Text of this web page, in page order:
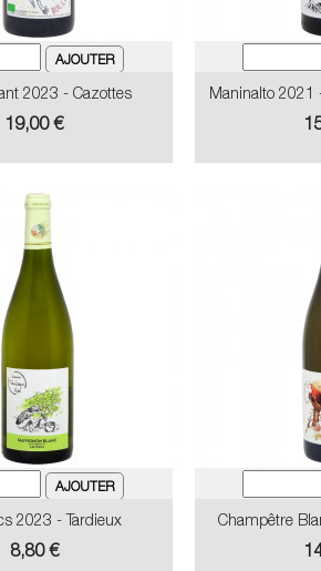
2023 - Cazottes
Prix
19,00 €
Maninalto 2021
2023 - Tardieux
Prix
8,80 €
Champêtre